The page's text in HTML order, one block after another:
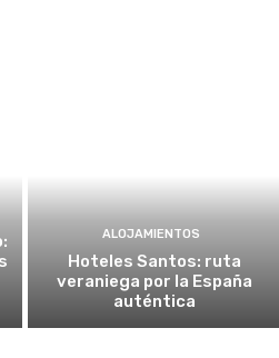
ALOJAMIENTOS
Hoteles Santos: ruta
veraniega por la España
auténtica